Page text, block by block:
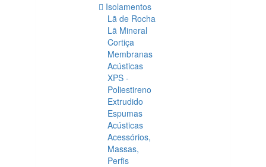
Isolamentos
Lã de Rocha
Lã Mineral
Cortiça
Membranas
Acústicas
XPS -
Poliestireno
Extrudido
Espumas
Acústicas
Acessórios,
Massas,
Perfis